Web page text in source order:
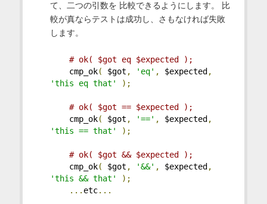
て、二つの引数を 比較できるようにします。 比
較が真ならテストは成功し、さもなければ失敗
します。
# ok( $got eq $expected );
cmp_ok( $got , 'eq' , $expected ,
'this eq that'
);
# ok( $got == $expected );
cmp_ok( $got , '==' , $expected ,
'this == that'
);
# ok( $got && $expected );
cmp_ok( $got , '&&' , $expected ,
'this && that'
);
... etc...